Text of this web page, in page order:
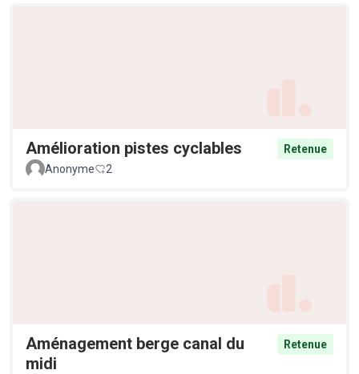
Amélioration pistes cyclables
Retenue
Anonyme
2
Aménagement berge canal du
midi
Retenue